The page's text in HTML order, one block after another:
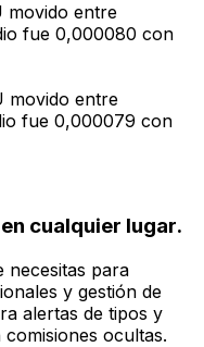
movido entre
fue 0,000080 con
movido entre
fue 0,000079 con
cualquier lugar.
necesitas para
y gestión de
alertas de tipos y
ocultas.